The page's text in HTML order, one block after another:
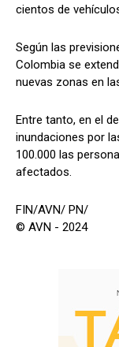
cientos de
Según las
Colombia se
nuevas zonas en
Entre tanto, en el
inundaciones por
100.000 las
afectados.
FIN/AVN/ PN/
© AVN - 2024